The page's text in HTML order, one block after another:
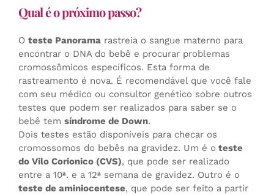
Qual é o próximo passo?
O teste Panorama rastreia o sangue materno para
encontrar o DNA do bebê e procurar problemas
cromossômicos específicos. Esta forma de
rastreamento é nova. É recomendável que você fale
com seu médico ou consultor genético sobre outros
testes que podem ser realizados para saber se o
bebê tem síndrome de Down.
Dois testes estão disponíveis para checar os
cromossomos do bebês na gravidez. Um é o teste
do Vilo Corionico (CVS), que pode ser realizado
entre a 10ª. e a 12ª semana de gravidez. Outro é o
teste de aminiocentese, que pode ser feito a partir